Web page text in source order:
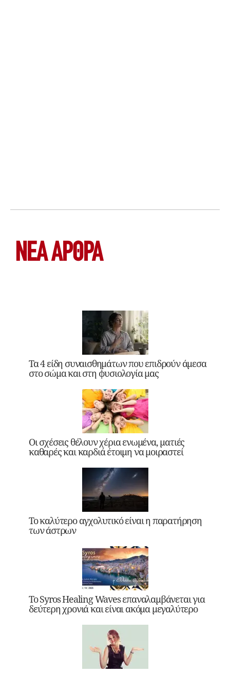
ΝΕΑ ΆΡΘΡΑ
Τα 4 είδη συναισθημάτων που επιδρούν άμεσα
στο σώμα και στη φυσιολογία μας
Οι σχέσεις θέλουν χέρια ενωμένα, ματιές
καθαρές και καρδιά έτοιμη να μοιραστεί
Το καλύτερο αγχολυτικό είναι η παρατήρηση
των άστρων
Το Syros Healing Waves επαναλαμβάνεται για
δεύτερη χρονιά και είναι ακόμα μεγαλύτερο